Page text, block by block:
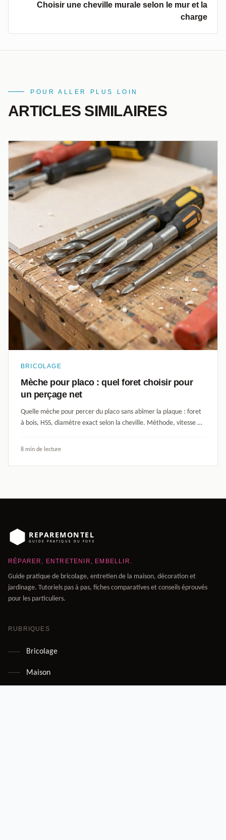
Choisir une cheville murale selon le mur et la
charge
POUR ALLER PLUS LOIN
ARTICLES SIMILAIRES
BRICOLAGE
Mèche pour placo : quel foret choisir pour
un perçage net
Quelle mèche pour percer du placo sans abîmer la plaque : foret
à bois, HSS, diamètre exact selon la cheville. Méthode, vitesse et
8 min de lecture
RÉPARER, ENTRETENIR, EMBELLIR.
Guide pratique de bricolage, entretien de la maison, décoration et
jardinage. Tutoriels pas à pas, fiches comparatives et conseils éprouvés
pour les particuliers.
RUBRIQUES
Bricolage
Maison